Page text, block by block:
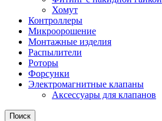
Хомут
Контроллеры
Микроорошение
Монтажные изделия
Распылители
Роторы
Форсунки
Электромагнитные клапаны
Аксессуары для клапанов
Поиск